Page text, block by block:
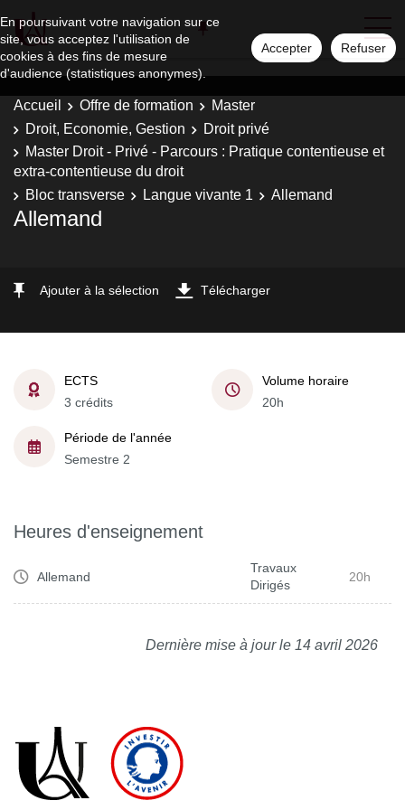
En poursuivant votre navigation sur ce
site, vous acceptez l'utilisation de
cookies à des fins de mesure
d'audience (statistiques anonymes).
Accepter Refuser
Accueil Offre de formation
Master
Droit, Economie, Gestion
Droit privé
Master Droit - Privé - Parcours : Pratique contentieuse et
extra-contentieuse du droit
Bloc transverse
Langue vivante 1 Allemand
Allemand
Ajouter à la sélection Télécharger
ECTS
3 crédits
Volume horaire
20h
Période de l'année
Semestre 2
Heures d'enseignement
Allemand
Travaux
Dirigés
20h
Dernière mise à jour le 14 avril 2026